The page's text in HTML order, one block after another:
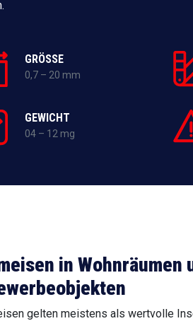
GRÖSSE
0,7 – 20 mm
GEWICHT
04 – 12 mg
in Wohnräumen
gelten meistens als wertvolle